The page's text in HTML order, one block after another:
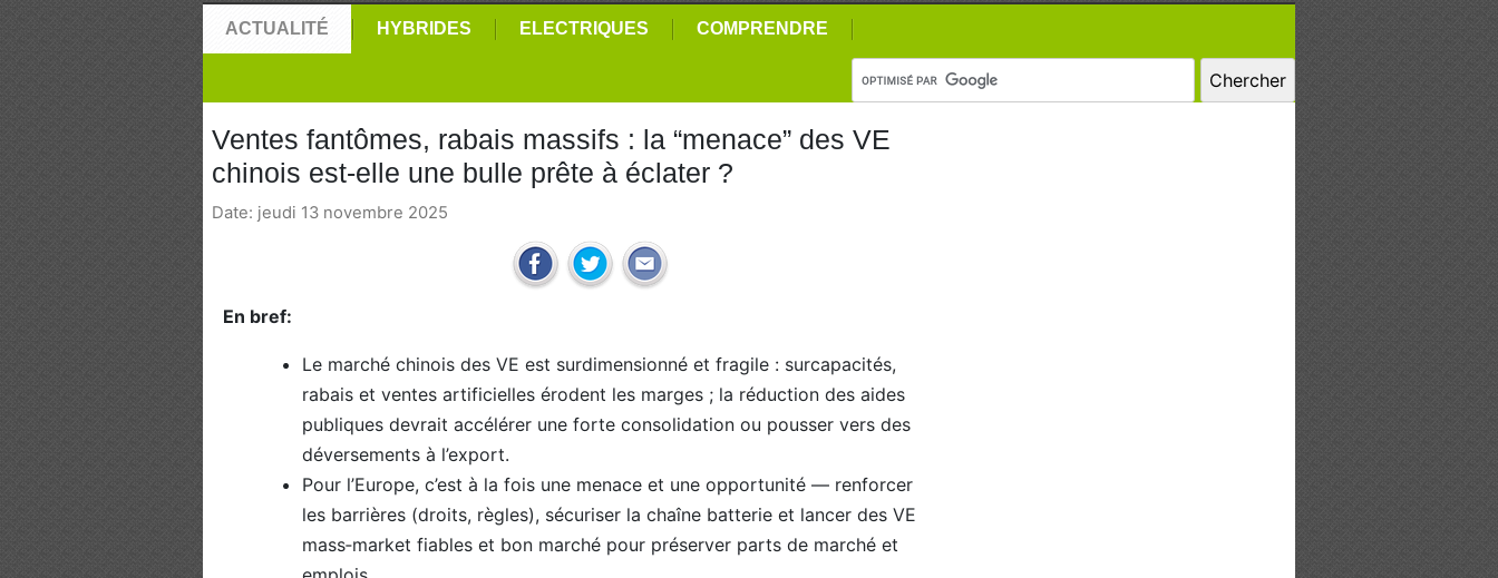
ACTUALITÉ HYBRIDES ELECTRIQUES COMPRENDRE
Ventes fantômes, rabais massifs : la “menace” des VE
chinois est-elle une bulle prête à éclater ?
Date: jeudi 13 novembre 2025
En bref:
Le marché chinois des VE est surdimensionné et fragile : surcapacités,
rabais et ventes artificielles érodent les marges ; la réduction des aides
publiques devrait accélérer une forte consolidation ou pousser vers des
déversements à l’export.
Pour l’Europe, c’est à la fois une menace et une opportunité — renforcer
les barrières (droits, règles), sécuriser la chaîne batterie et lancer des VE
mass‑market fiables et bon marché pour préserver parts de marché et